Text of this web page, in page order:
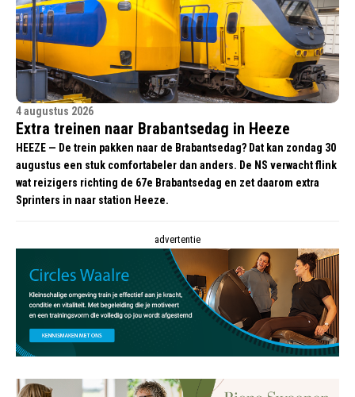
4 augustus 2026
Extra treinen naar Brabantsedag in Heeze
HEEZE — De trein pakken naar de Brabantsedag? Dat kan zondag 30
augustus een stuk comfortabeler dan anders. De NS verwacht flink
wat reizigers richting de 67e Brabantsedag en zet daarom extra
Sprinters in naar station Heeze.
advertentie